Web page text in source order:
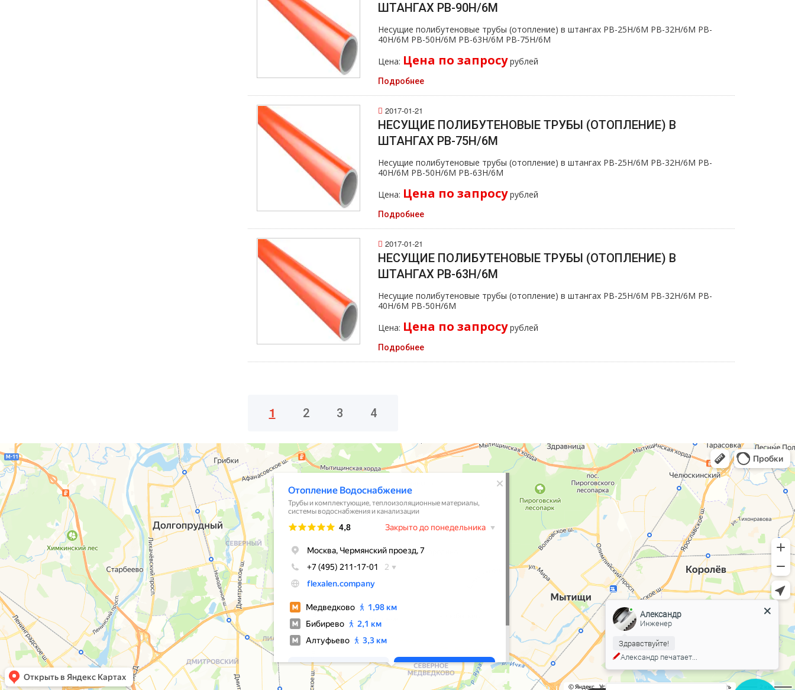
ШТАНГАХ PB-90H/6M
Несущие полибутеновые тpубы (oтoпление) в штангах PB-25H/6M PB-32H/6M PB-
40H/6M PB-50H/6M PB-63H/6M PB-75H/6M
Цена: Цена по запросурублей
Подробнее
2017-01-21
НЕСУЩИЕ ПОЛИБУТЕНОВЫЕ ТРУБЫ (ОТОПЛЕНИЕ) В
ШТАНГАХ PB-75H/6M
Несущие полибутеновые тpубы (oтoпление) в штангах PB-25H/6M PB-32H/6M PB-
40H/6M PB-50H/6M PB-63H/6M
Цена: Цена по запросурублей
Подробнее
2017-01-21
НЕСУЩИЕ ПОЛИБУТЕНОВЫЕ ТРУБЫ (ОТОПЛЕНИЕ) В
ШТАНГАХ PB-63H/6M
Несущие полибутеновые тpубы (oтoпление) в штангах PB-25H/6M PB-32H/6M PB-
40H/6M PB-50H/6M
Цена: Цена по запросурублей
Подробнее
1 2 3 4
Александр
Инженер
Здравствуйте!
Александр печатает...